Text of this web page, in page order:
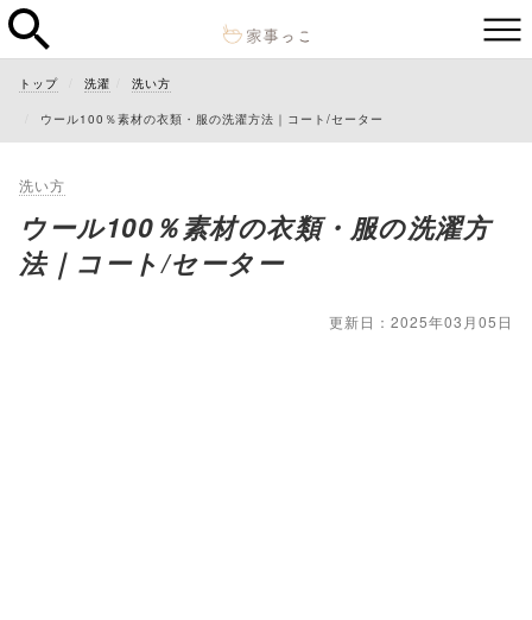
トップ 洗濯 洗い方
ウール100％素材の衣類・服の洗濯方法｜コート/セーター
洗い方
ウール100％素材の衣類・服の洗濯方
法｜コート/セーター
更新日：2025年03月05日